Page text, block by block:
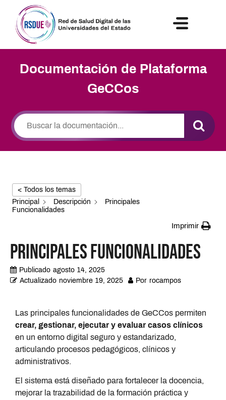
Documentación de Plataforma
GeCCos
< Todos los temas
Principal
Descripción
Principales
Funcionalidades
Imprimir
Principales Funcionalidades
Publicado agosto 14, 2025
Actualizado noviembre 19, 2025 Por rocampos
Las principales funcionalidades de GeCCos permiten
crear, gestionar, ejecutar y evaluar casos clínicos
en un entorno digital seguro y estandarizado,
articulando procesos pedagógicos, clínicos y
administrativos.
El sistema está diseñado para fortalecer la docencia,
mejorar la trazabilidad de la formación práctica y